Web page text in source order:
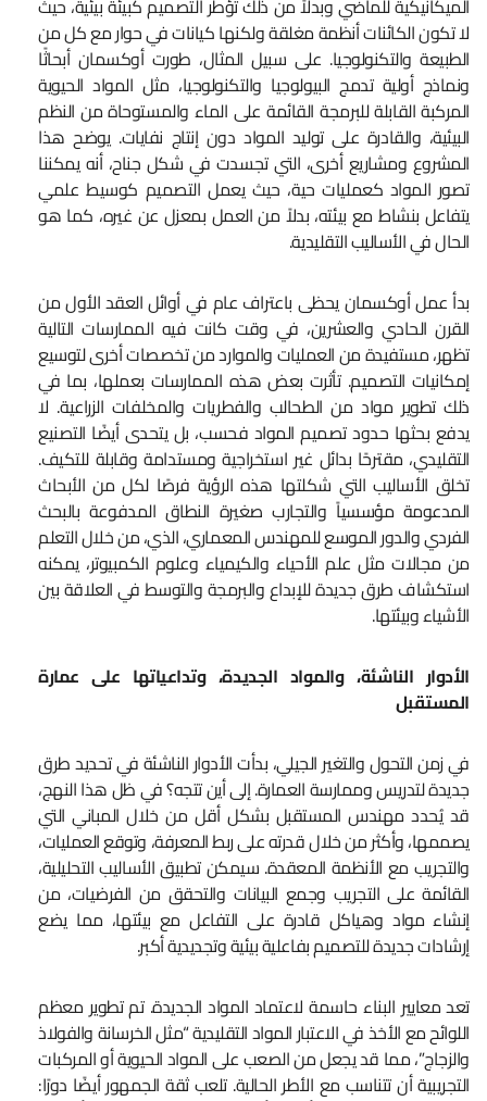
الميكانيكية للماضي وبدلاً من ذلك تؤطر التصميم كبيئة بيئية، حيث
لا تكون الكائنات أنظمة مغلقة ولكنها كيانات في حوار مع كل من
الطبيعة والتكنولوجيا. على سبيل المثال، طورت أوكسمان أبحاثًا
ونماذج أولية تدمج البيولوجيا والتكنولوجيا، مثل المواد الحيوية
المركبة القابلة للبرمجة القائمة على الماء والمستوحاة من النظم
البيئية، والقادرة على توليد المواد دون إنتاج نفايات. يوضح هذا
المشروع ومشاريع أخرى، التي تجسدت في شكل جناح، أنه يمكننا
تصور المواد كعمليات حية، حيث يعمل التصميم كوسيط علمي
يتفاعل بنشاط مع بيئته، بدلاً من العمل بمعزل عن غيره، كما هو
الحال في الأساليب التقليدية.
بدأ عمل أوكسمان يحظى باعتراف عام في أوائل العقد الأول من
القرن الحادي والعشرين، في وقت كانت فيه الممارسات التالية
تظهر، مستفيدة من العمليات والموارد من تخصصات أخرى لتوسيع
إمكانيات التصميم. تأثرت بعض هذه الممارسات بعملها، بما في
ذلك تطوير مواد من الطحالب والفطريات والمخلفات الزراعية. لا
يدفع بحثها حدود تصميم المواد فحسب، بل يتحدى أيضًا التصنيع
التقليدي، مقترحًا بدائل غير استخراجية ومستدامة وقابلة للتكيف.
تخلق الأساليب التي شكلتها هذه الرؤية فرصًا لكل من الأبحاث
المدعومة مؤسسياً والتجارب صغيرة النطاق المدفوعة بالبحث
الفردي والدور الموسع للمهندس المعماري، الذي، من خلال التعلم
من مجالات مثل علم الأحياء والكيمياء وعلوم الكمبيوتر، يمكنه
استكشاف طرق جديدة للإبداع والبرمجة والتوسط في العلاقة بين
الأشياء وبيئتها.
الأدوار الناشئة، والمواد الجديدة، وتداعياتها على عمارة
المستقبل
في زمن التحول والتغير الجيلي، بدأت الأدوار الناشئة في تحديد طرق
جديدة لتدريس وممارسة العمارة. إلى أين تتجه؟ في ظل هذا النهج،
قد يُحدد مهندس المستقبل بشكل أقل من خلال المباني التي
يصممها، وأكثر من خلال قدرته على ربط المعرفة، وتوقع العمليات،
والتجريب مع الأنظمة المعقدة. سيمكن تطبيق الأساليب التحليلية،
القائمة على التجريب وجمع البيانات والتحقق من الفرضيات، من
إنشاء مواد وهياكل قادرة على التفاعل مع بيئتها، مما يضع
إرشادات جديدة للتصميم بفاعلية بيئية وتجديدية أكبر.
تعد معايير البناء حاسمة لاعتماد المواد الجديدة. تم تطوير معظم
اللوائح مع الأخذ في الاعتبار المواد التقليدية “مثل الخرسانة والفولاذ
والزجاج”، مما قد يجعل من الصعب على المواد الحيوية أو المركبات
التجريبية أن تتناسب مع الأطر الحالية. تلعب ثقة الجمهور أيضًا دورًا: